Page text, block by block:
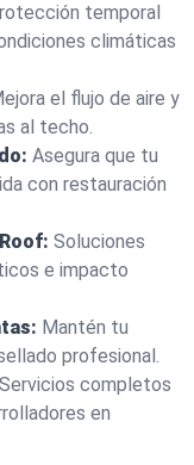
temporal
climáticas
el flujo de aire y
al techo.
Asegura que tu
con restauración
Soluciones
e impacto
Mantén tu
profesional.
Servicios completos
en